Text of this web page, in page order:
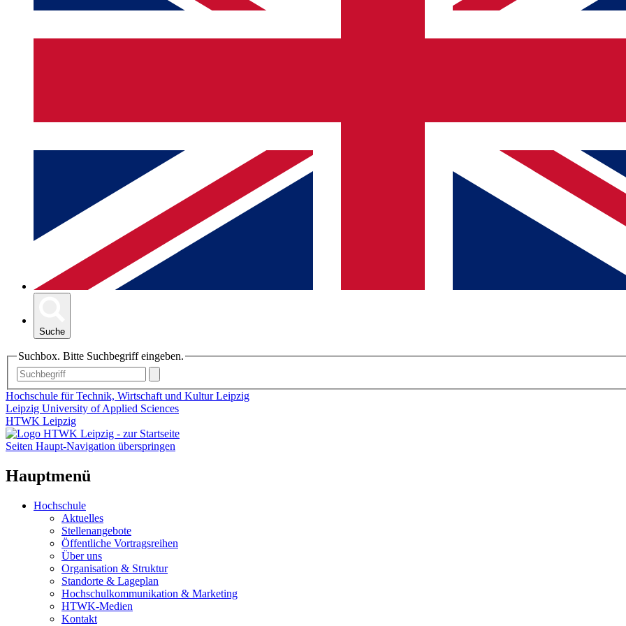
Suche
Suchbox. Bitte Suchbegriff eingeben.
Hochschule für Technik, Wirtschaft und Kultur Leipzig
Leipzig University of Applied Sciences
HTWK Leipzig
Seiten Haupt-Navigation überspringen
Hauptmenü
Hochschule
Aktuelles
Stellenangebote
Öffentliche Vortragsreihen
Über uns
Organisation & Struktur
Standorte & Lageplan
Hochschulkommunikation & Marketing
HTWK-Medien
Kontakt